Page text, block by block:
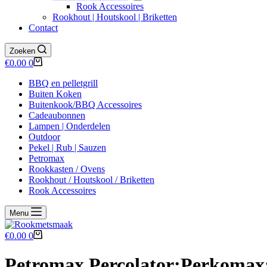
Rook Accessoires
Rookhout | Houtskool | Briketten
Contact
Zoeken
Winkelwagen
€0.00 0
BBQ en pelletgrill
Buiten Koken
Buitenkook/BBQ Accessoires
Cadeaubonnen
Lampen | Onderdelen
Outdoor
Pekel | Rub | Sauzen
Petromax
Rookkasten / Ovens
Rookhout / Houtskool / Briketten
Rook Accessoires
Menu
Winkelwagen
€0.00 0